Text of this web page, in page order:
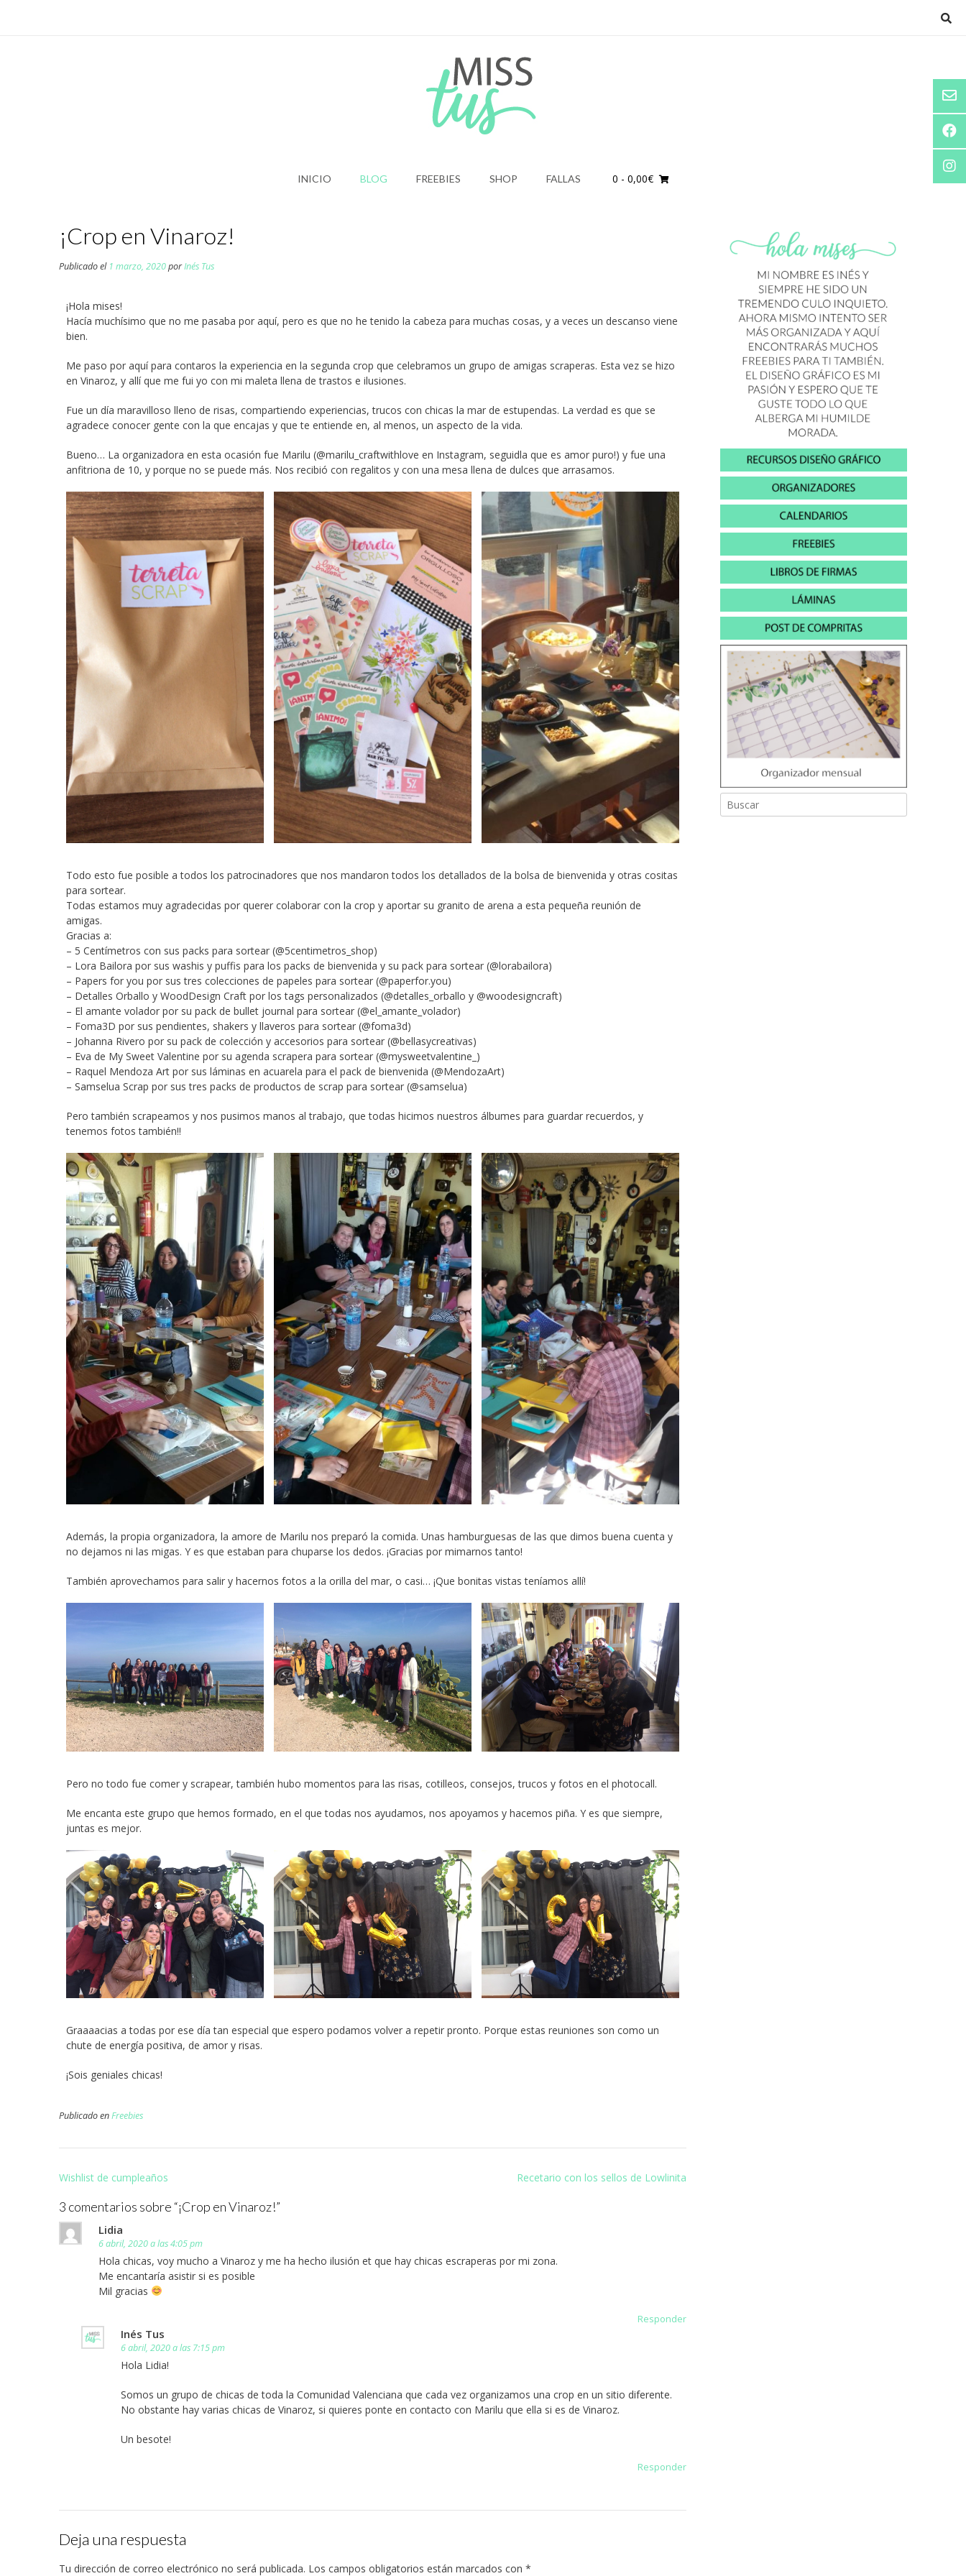
INICIO BLOG FREEBIES SHOP FALLAS 0 - 0,00€
¡Crop en Vinaroz!
Publicado el 1 marzo, 2020porInés Tus
¡Hola mises!
Hacía muchísimo que no me pasaba por aquí, pero es que no he tenido la cabeza para muchas cosas, y a veces un descanso viene
bien.
Me paso por aquí para contaros la experiencia en la segunda crop que celebramos un grupo de amigas scraperas. Esta vez se hizo
en Vinaroz, y allí que me fui yo con mi maleta llena de trastos e ilusiones.
Fue un día maravilloso lleno de risas, compartiendo experiencias, trucos con chicas la mar de estupendas. La verdad es que se
agradece conocer gente con la que encajas y que te entiende en, al menos, un aspecto de la vida.
Bueno… La organizadora en esta ocasión fue Marilu (@marilu_craftwithlove en Instagram, seguidla que es amor puro!) y fue una
anfitriona de 10, y porque no se puede más. Nos recibió con regalitos y con una mesa llena de dulces que arrasamos.
Todo esto fue posible a todos los patrocinadores que nos mandaron todos los detallados de la bolsa de bienvenida y otras cositas
para sortear.
Todas estamos muy agradecidas por querer colaborar con la crop y aportar su granito de arena a esta pequeña reunión de
amigas.
Gracias a:
– 5 Centímetros con sus packs para sortear (@5centimetros_shop)
– Lora Bailora por sus washis y puffis para los packs de bienvenida y su pack para sortear (@lorabailora)
– Papers for you por sus tres colecciones de papeles para sortear (@paperfor.you)
– Detalles Orballo y WoodDesign Craft por los tags personalizados (@detalles_orballo y @woodesigncraft)
– El amante volador por su pack de bullet journal para sortear (@el_amante_volador)
– Foma3D por sus pendientes, shakers y llaveros para sortear (@foma3d)
– Johanna Rivero por su pack de colección y accesorios para sortear (@bellasycreativas)
– Eva de My Sweet Valentine por su agenda scrapera para sortear (@mysweetvalentine_)
– Raquel Mendoza Art por sus láminas en acuarela para el pack de bienvenida (@MendozaArt)
– Samselua Scrap por sus tres packs de productos de scrap para sortear (@samselua)
Pero también scrapeamos y nos pusimos manos al trabajo, que todas hicimos nuestros álbumes para guardar recuerdos, y
tenemos fotos también!!
Además, la propia organizadora, la amore de Marilu nos preparó la comida. Unas hamburguesas de las que dimos buena cuenta y
no dejamos ni las migas. Y es que estaban para chuparse los dedos. ¡Gracias por mimarnos tanto!
También aprovechamos para salir y hacernos fotos a la orilla del mar, o casi… ¡Que bonitas vistas teníamos allí!
Pero no todo fue comer y scrapear, también hubo momentos para las risas, cotilleos, consejos, trucos y fotos en el photocall.
Me encanta este grupo que hemos formado, en el que todas nos ayudamos, nos apoyamos y hacemos piña. Y es que siempre,
juntas es mejor.
Graaaacias a todas por ese día tan especial que espero podamos volver a repetir pronto. Porque estas reuniones son como un
chute de energía positiva, de amor y risas.
¡Sois geniales chicas!
Publicado enFreebies
Wishlist de cumpleaños Recetario con los sellos de Lowlinita
3 comentarios sobre “¡Crop en Vinaroz!”
Lidia
6 abril, 2020 a las 4:05 pm
Hola chicas, voy mucho a Vinaroz y me ha hecho ilusión et que hay chicas escraperas por mi zona.
Me encantaría asistir si es posible
Mil gracias
Responder
Inés Tus
6 abril, 2020 a las 7:15 pm
Hola Lidia!
Somos un grupo de chicas de toda la Comunidad Valenciana que cada vez organizamos una crop en un sitio diferente.
No obstante hay varias chicas de Vinaroz, si quieres ponte en contacto con Marilu que ella si es de Vinaroz.
Un besote!
Responder
Deja una respuesta
Tu dirección de correo electrónico no será publicada. Los campos obligatorios están marcados con *